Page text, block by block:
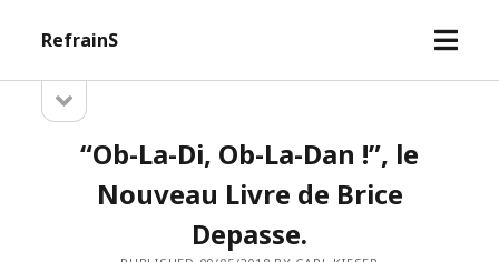
RefrainS
open
Sidebarsidebar
“Ob-La-Di, Ob-La-Dan !”, le
Nouveau Livre de Brice
Depasse.